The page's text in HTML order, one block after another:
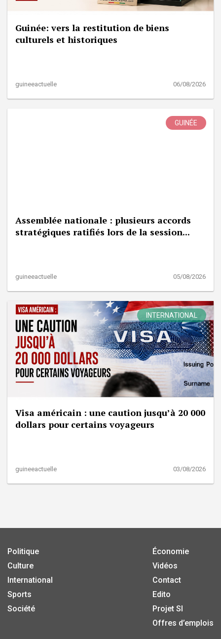
Guinée: vers la restitution de biens
culturels et historiques
guineeactuelle 06/08/2026
GUINÉE
Assemblée nationale : plusieurs accords
stratégiques ratifiés lors de la session...
guineeactuelle 05/08/2026
INTERNATIONAL
Visa américain : une caution jusqu’à 20 000
dollars pour certains voyageurs
guineeactuelle 03/08/2026
Politique
Culture
International
Sports
Société
Économie
Vidéos
Contact
Edito
Projet SI
Offres d’emplois